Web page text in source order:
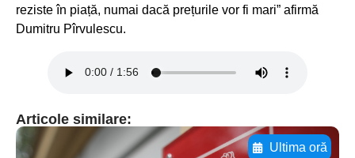
reziste în piață, numai dacă prețurile vor fi mari” afirmă
Dumitru Pîrvulescu.
Articole similare:
Ultima oră